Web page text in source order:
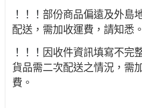
！！！ 部份商品偏遠及外島
配送，需加收運費，請知悉。
！！！ 因收件資訊填寫不完
貨品需二次配送之情況，需
費。